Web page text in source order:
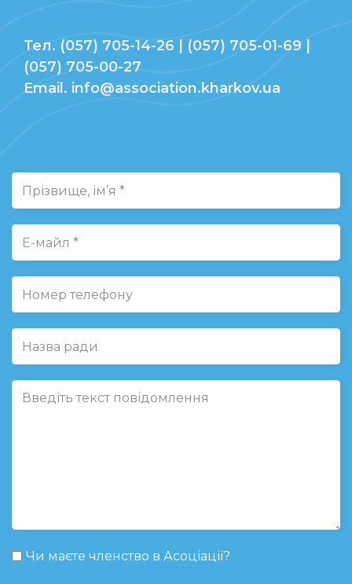
Тел. (057) 705-14-26 | (057) 705-01-69 |
(057) 705-00-27
Email. info@association.kharkov.ua
Чи маєте членство в Асоціації?